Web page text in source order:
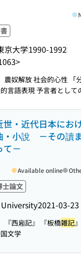
京大学1990-1992
農奴解放 社会的心性 「
言語表現 予言者として
世・近代日本にお
・小說 －その讀
て－
士論文
2021-03-23
Available online
『西廂記』 『板橋雑記
文学